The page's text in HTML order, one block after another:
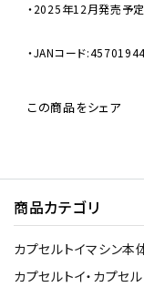
・2025年12月発売予定
・JANコード
この商品をシェア
商品カテゴリ
カプセルトイマシン本
カプセルトイ・カプセル